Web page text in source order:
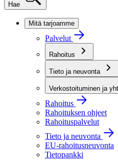
Hae
Mitä tarjoamme
Palvelut
Rahoitus
Tieto ja neuvonta
Verkostoituminen ja
Rahoitus
Rahoituksen ohjeet
Rahoituspalvelut
Tieto ja neuvonta
EU-rahoitusneuvonta
Tietopankki